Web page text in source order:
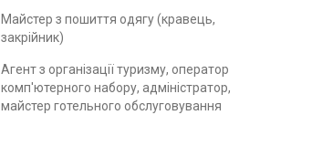
Майстер з пошиття одягу (кравець,
закрійник)
Агент з організації туризму, оператор
комп'ютерного набору, адміністратор,
майстер готельного обслуговування